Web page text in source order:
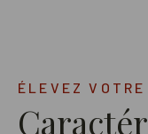
ÉLEVEZ